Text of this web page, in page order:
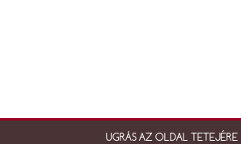
UGRÁS AZ OLDAL TETEJÉRE